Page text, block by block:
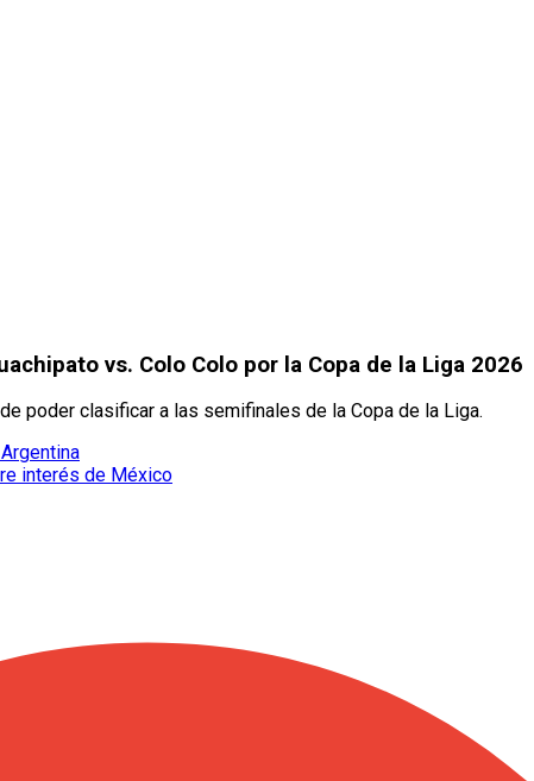
vs. Colo Colo por la Copa de la Liga 2026
poder clasificar a las semifinales de la Copa de la Liga.
interés de México